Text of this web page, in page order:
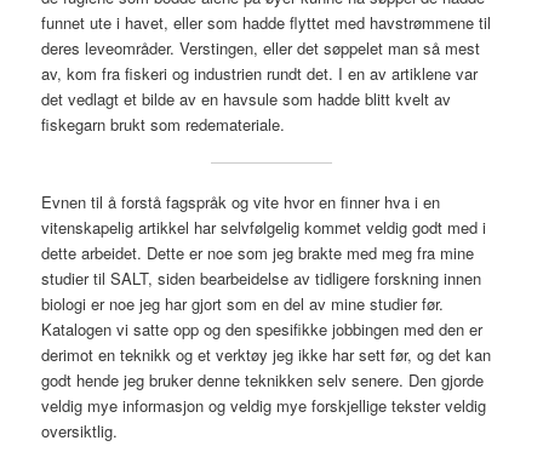
funnet ute i havet, eller som hadde flyttet med havstrømmene til
deres leveområder. Verstingen, eller det søppelet man så mest
av, kom fra fiskeri og industrien rundt det. I en av artiklene var
det vedlagt et bilde av en havsule som hadde blitt kvelt av
fiskegarn brukt som redemateriale.
Evnen til å forstå fagspråk og vite hvor en finner hva i en
vitenskapelig artikkel har selvfølgelig kommet veldig godt med i
dette arbeidet. Dette er noe som jeg brakte med meg fra mine
studier til SALT, siden bearbeidelse av tidligere forskning innen
biologi er noe jeg har gjort som en del av mine studier før.
Katalogen vi satte opp og den spesifikke jobbingen med den er
derimot en teknikk og et verktøy jeg ikke har sett før, og det kan
godt hende jeg bruker denne teknikken selv senere. Den gjorde
veldig mye informasjon og veldig mye forskjellige tekster veldig
oversiktlig.